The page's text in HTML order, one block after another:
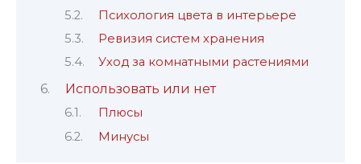
Психология цвета в интерьере
Ревизия систем хранения
Уход за комнатными растениями
Использовать или нет
Плюсы
Минусы